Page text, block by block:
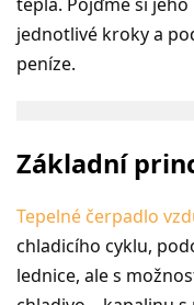
jednotlivé kroky a
peníze.
Základní
Tepelné čerpadlo
chladicího cyklu,
lednice, ale s